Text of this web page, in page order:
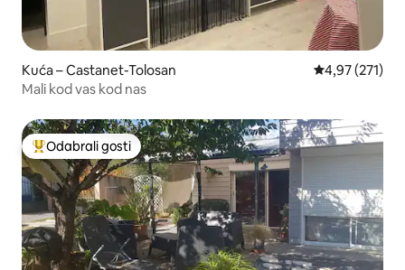
Kuća – Castanet-Tolosan Prosječna
4,97 (271)
Mali kod vas kod nas
Među najviše rangiranima s oznakom „Odabrali gosti”
Odabrali gosti